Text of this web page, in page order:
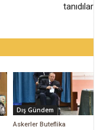
tanıdılar
Dış Gündem
Askerler Buteflika